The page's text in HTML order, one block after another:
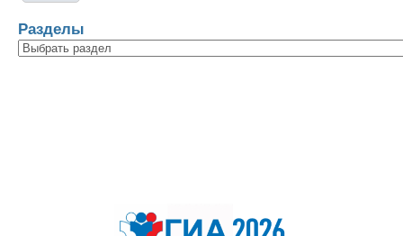
Разделы